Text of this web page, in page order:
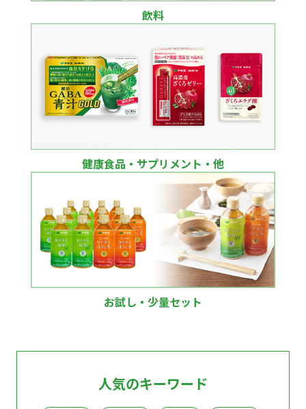
飲料
健康食品・サプリメント・他
お試し・少量セット
人気のキーワード